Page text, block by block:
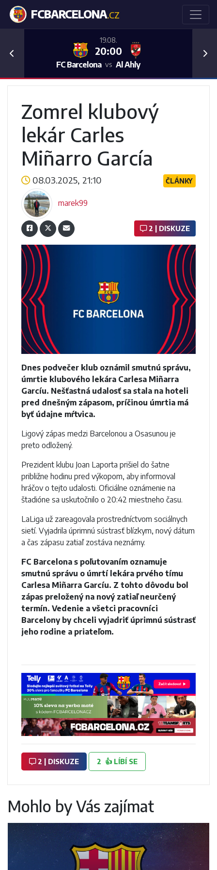
FCBARCELONA.CZ
19.08.
20:00
FC Barcelona vs Al Ahly
Previous
Zomrel klubový
lekár Carles
Miñarro García
08.03.2025, 21:10 ČLÁNKY
marek99
2 | DISKUZE
Dnes podvečer klub oznámil smutnú správu,
úmrtie klubového lekára Carlesa Miñarra
Garcíu. Nešťastná udalosť sa stala na hoteli
pred dnešným zápasom, príčinou úmrtia má
byť údajne mŕtvica.
Ligový zápas medzi Barcelonou a Osasunou je
preto odložený.
Prezident klubu Joan Laporta prišiel do šatne
približne hodinu pred výkopom, aby informoval
hráčov o tejto udalosti. Oficiálne oznámenie na
štadióne sa uskutočnilo o 20:42 miestneho času.
LaLiga už zareagovala prostredníctvom sociálnych
sietí. Vyjadrila úprimnú sústrasť blízkym, nový dátum
a čas zápasu zatiaľ zostáva neznámy.
FC Barcelona s poľutovaním oznamuje
smutnú správu o úmrtí lekára prvého tímu
Carlesa Miñarra Garcíu. Z tohto dôvodu bol
zápas preložený na nový zatiaľ neurčený
termín. Vedenie a všetci pracovníci
Barcelony by chceli vyjadriť úprimnú sústrasť
jeho rodine a priateľom.
2 | DISKUZE 2 👍 LÍBÍ SE
Mohlo by Vás zajímat